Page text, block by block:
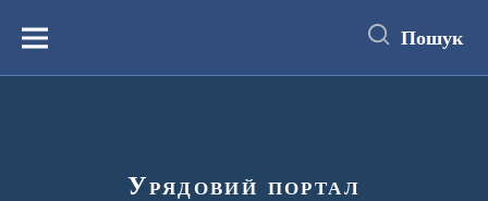
вмістуМеню Пошук
Урядовий портал